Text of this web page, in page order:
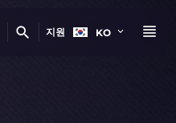
지원 KO